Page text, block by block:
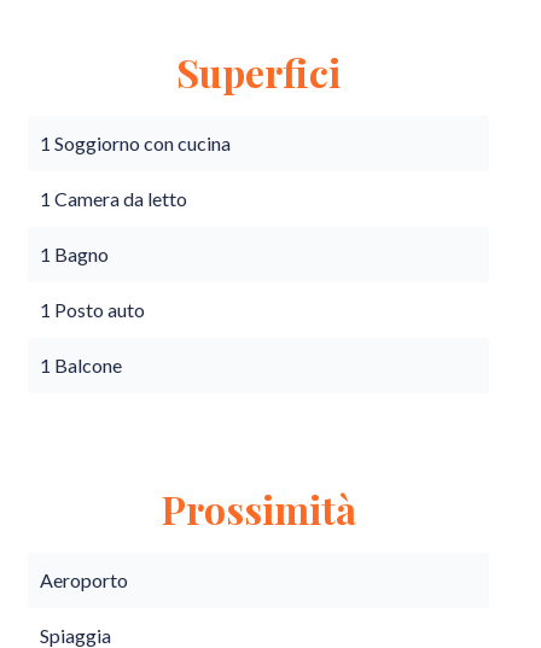
Superfici
1 Soggiorno con cucina
1 Camera da letto
1 Bagno
1 Posto auto
1 Balcone
Prossimità
Aeroporto
Spiaggia